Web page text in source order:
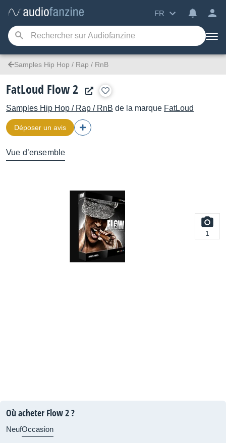
FR
Samples Hip Hop / Rap / RnB
FatLoud Flow 2
Samples Hip Hop / Rap / RnB de la marque FatLoud
Déposer un avis
Vue d’ensemble
1
Où acheter Flow 2 ?
NeufOccasion